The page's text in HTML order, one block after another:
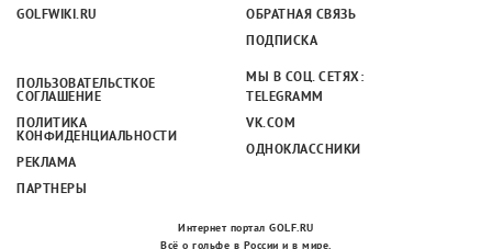
GOLFWIKI.RU
ОБРАТНАЯ СВЯЗЬ
ПОДПИСКА
ПОЛЬЗОВАТЕЛЬСТКОЕ
СОГЛАШЕНИЕ
ПОЛИТИКА
КОНФИДЕНЦИАЛЬНОСТИ
РЕКЛАМА
ПАРТНЕРЫ
МЫ В СОЦ. СЕТЯХ:
TELEGRAMM
VK.COM
ОДНОКЛАССНИКИ
Интернет портал GOLF.RU